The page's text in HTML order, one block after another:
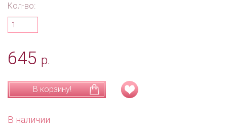
Кол-во:
645 р.
В корзину!
В наличии